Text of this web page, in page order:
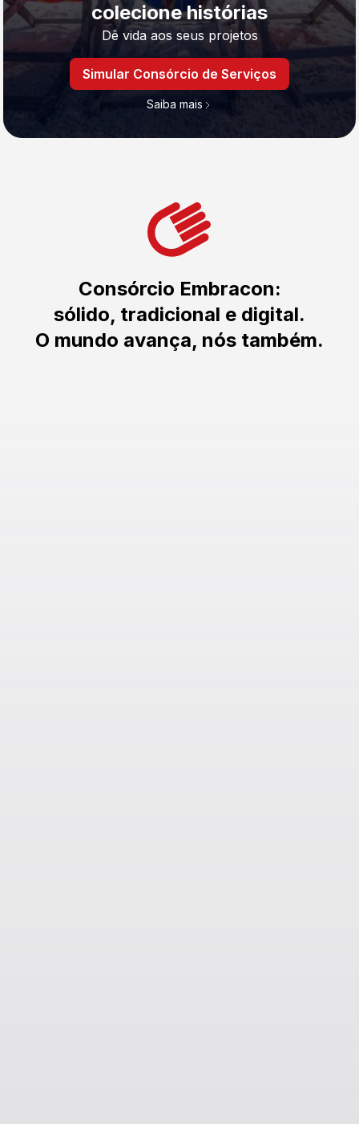
colecione histórias
Dê vida aos seus projetos
Simular Consórcio de Serviços
Saiba mais
Consórcio Embracon:
sólido, tradicional e digital.
O mundo avança, nós também.